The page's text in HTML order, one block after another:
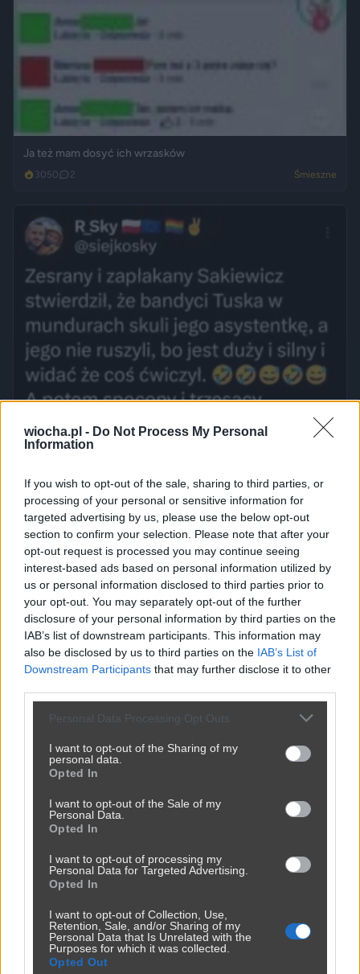
wiocha.pl - Do Not Process My Personal
Information
If you wish to opt-out of the sale, sharing to third parties, or
processing of your personal or sensitive information for
targeted advertising by us, please use the below opt-out
section to confirm your selection. Please note that after your
opt-out request is processed you may continue seeing
interest-based ads based on personal information utilized by
us or personal information disclosed to third parties prior to
your opt-out. You may separately opt-out of the further
disclosure of your personal information by third parties on the
IAB’s list of downstream participants. This information may
also be disclosed by us to third parties on the IAB’s List of
Downstream Participants that may further disclose it to other
Personal Data Processing Opt Outs
I want to opt-out of the Sharing of my
personal data.
Opted In
I want to opt-out of the Sale of my
Personal Data.
Opted In
I want to opt-out of processing my
Personal Data for Targeted Advertising.
Opted In
I want to opt-out of Collection, Use,
Retention, Sale, and/or Sharing of my
Personal Data that Is Unrelated with the
Purposes for which it was collected.
Opted Out
Ja też mam dosyć ich wrzasków
3050 2 Śmieszne